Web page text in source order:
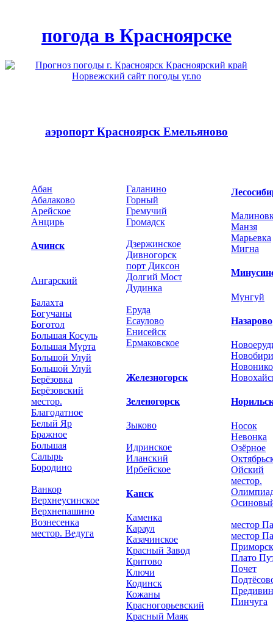
погода в Красноярске
аэропорт Красноярск Емельяново
Абан
Абалаково
Арейское
Анцирь
Ачинск
Ангарский
Балахта
Богучаны
Боготол
Большая Косуль
Большая Мурта
Большой Улуй
Большой Улуй
Берёзовка
Берёзовский
местор.
Благодатное
Белый Яр
Бражное
Большая
Салырь
Бородино
Ванкор
Верхнеусинское
Верхнепашино
Вознесенка
местор. Ведуга
Галанино
Горный
Гремучий
Громадск
Дзержинское
Дивногорск
порт Диксон
Долгий Мост
Дудинка
Еруда
Есаулово
Енисейск
Ермаковское
Железногорск
Зеленогорск
Зыково
Идринское
Иланский
Ирбейское
Канск
Каменка
Караул
Казачинское
Красный Завод
Критово
Ключи
Кодинск
Кожаны
Красногорьевский
Красный Маяк
Манзя
Марьевка
Мигна
Мунгуй
Назарово
Носок
Невонка
Озёрное
Ойский
местор.
местор
местор
Приморск
Плато
Почет
Пинчуга